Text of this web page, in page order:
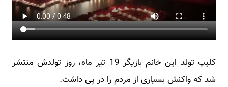
کلیپ تولد این خانم بازیگر 19 تیر ماه، روز تولدش منتشر
شد که واکنش بسیاری از مردم را در پی داشت.